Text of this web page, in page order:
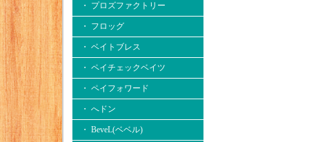
・ プロズファクトリー
・ フロッグ
・ ベイトブレス
・ ペイチェックベイツ
・ ペイフォワード
・ へドン
・ BeveL(ベベル)